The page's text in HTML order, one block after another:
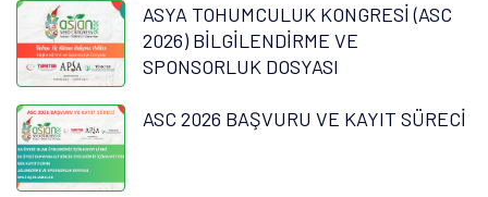
ASYA TOHUMCULUK KONGRESİ (ASC
2026) BİLGİLENDİRME VE
SPONSORLUK DOSYASI
ASC 2026 BAŞVURU VE KAYIT SÜRECİ